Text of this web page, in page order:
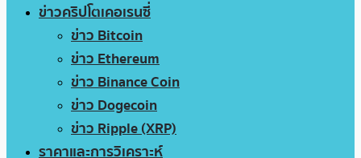
ข่าวคริปโตเคอเรนซี่
ข่าว Bitcoin
ข่าว Ethereum
ข่าว Binance Coin
ข่าว Dogecoin
ข่าว Ripple (XRP)
ราคาและการวิเคราะห์